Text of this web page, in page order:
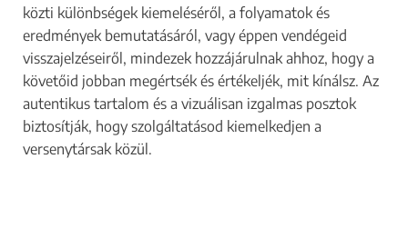
n
T
e
l
e
f
o
közti különbségek kiemeléséről, a folyamatok és
eredmények bemutatásáról, vagy éppen vendégeid
visszajelzéseiről, mindezek hozzájárulnak ahhoz, hogy a
követőid jobban megértsék és értékeljék, mit kínálsz. Az
autentikus tartalom és a vizuálisan izgalmas posztok
biztosítják, hogy szolgáltatásod kiemelkedjen a
versenytársak közül.